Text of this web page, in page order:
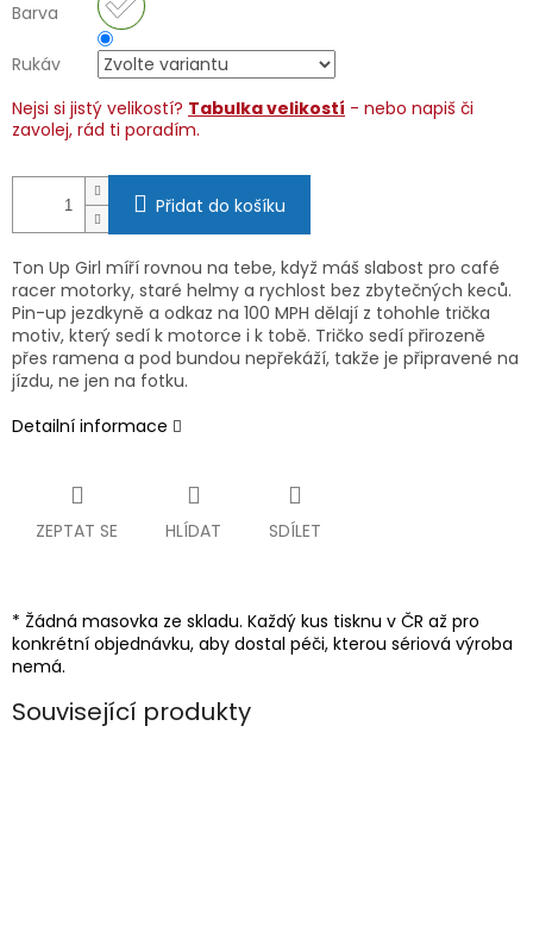
Barva
Rukáv
Nejsi si jistý velikostí? Tabulka velikostí - nebo napiš či
zavolej, rád ti poradím.
Přidat do košíku
Ton Up Girl míří rovnou na tebe, když máš slabost pro café
racer motorky, staré helmy a rychlost bez zbytečných keců.
Pin-up jezdkyně a odkaz na 100 MPH dělají z tohohle trička
motiv, který sedí k motorce i k tobě. Tričko sedí přirozeně
přes ramena a pod bundou nepřekáží, takže je připravené na
jízdu, ne jen na fotku.
Detailní informace
ZEPTAT SE HLÍDAT SDÍLET
* Žádná masovka ze skladu. Každý kus tisknu v ČR až pro
konkrétní objednávku, aby dostal péči, kterou sériová výroba
nemá.
Související produkty